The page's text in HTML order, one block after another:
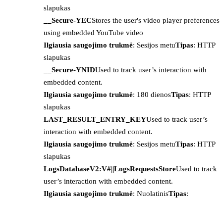
slapukas
__Secure-YECStores the user's video player preferences
using embedded YouTube video
Ilgiausia saugojimo trukmė: Sesijos metuTipas: HTTP
slapukas
__Secure-YNIDUsed to track user’s interaction with
embedded content.
Ilgiausia saugojimo trukmė: 180 dienosTipas: HTTP
slapukas
LAST_RESULT_ENTRY_KEYUsed to track user’s
interaction with embedded content.
Ilgiausia saugojimo trukmė: Sesijos metuTipas: HTTP
slapukas
LogsDatabaseV2:V#||LogsRequestsStoreUsed to track
user’s interaction with embedded content.
Ilgiausia saugojimo trukmė: NuolatinisTipas: